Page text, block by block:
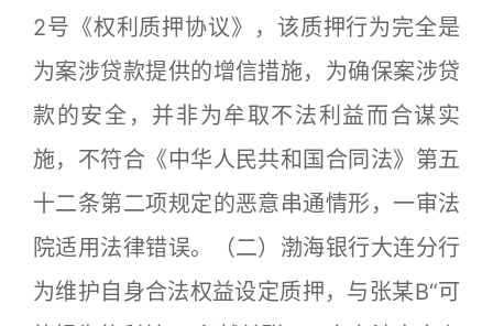
2号《权利质押协议》，该质押行为完全是
为案涉贷款提供的增信措施，为确保案涉贷
款的安全，并非为牟取不法利益而合谋实
施，不符合《中华人民共和国合同法》第五
十二条第二项规定的恶意串通情形，一审法
院适用法律错误。（二）渤海银行大连分行
为维护自身合法权益设定质押，与张某B“可